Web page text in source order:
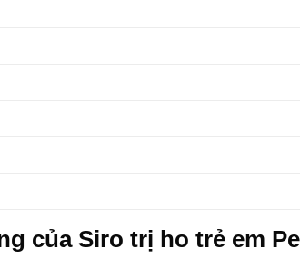
của Siro trị ho trẻ em